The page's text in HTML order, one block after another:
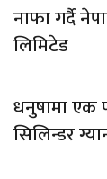
नाफा गर्दै
लिमिटेड
धनुषामा एक
सिलिन्डर